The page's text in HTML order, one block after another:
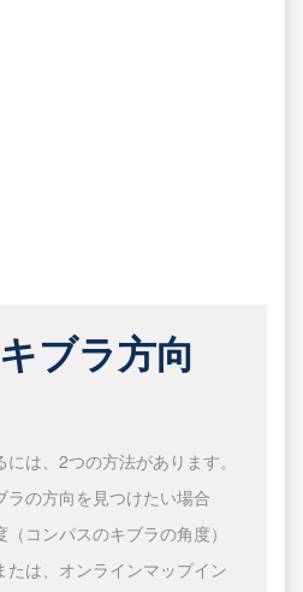
ブラ方向
は、2つの方法があります。
ラの方向を見つけたい場合
コンパスのキブラの角度）
たは、オンラインマップイン